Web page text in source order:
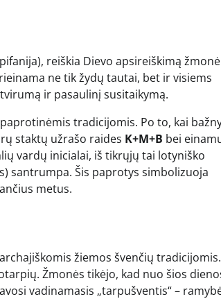
reiškia Dievo apsireiškimą
ne tik žydų tautai, bet ir visiems
ir pasaulinį susitaikymą.
tradicijomis. Po to, kai
staktų užrašo raides K+M+B bei
vardų inicialai, iš tikrųjų tai lotyniško
santrumpa. Šis paprotys simbolizuoja
metus.
žiemos švenčių tradicijomis.
Žmonės tikėjo, kad nuo šios
vadinamasis „tarpušventis“ –